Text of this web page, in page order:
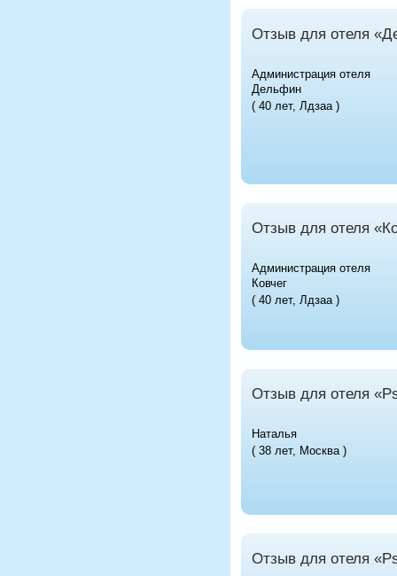
Отзыв для отеля
Администрация отеля
Дельфин
( 40 лет, Лдзаа )
Отзыв для отеля
Администрация отеля
Ковчег
( 40 лет, Лдзаа )
Отзыв для отеля
Наталья
( 38 лет, Москва )
Отзыв для отеля